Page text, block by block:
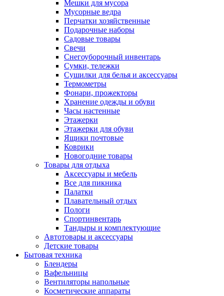
Мешки для мусора
Мусорные ведра
Перчатки хозяйственные
Подарочные наборы
Садовые товары
Свечи
Снегоуборочный инвентарь
Сумки, тележки
Сушилки для белья и аксессуары
Термометры
Фонари, прожекторы
Хранение одежды и обуви
Часы настенные
Этажерки
Этажерки для обуви
Ящики почтовые
Коврики
Новогодние товары
Товары для отдыха
Аксессуары и мебель
Все для пикника
Палатки
Плавательный отдых
Пологи
Спортинвентарь
Тандыры и комплектующие
Автотовары и аксессуары
Детские товары
Бытовая техника
Блендеры
Вафельницы
Вентиляторы напольные
Косметические аппараты